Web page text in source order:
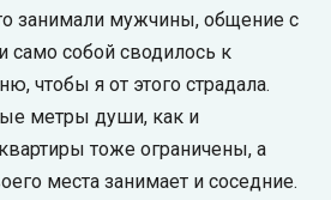
занимали мужчины, общение с
само собой сводилось к
чтобы я от этого страдала.
метры души, как и
тоже ограничены, а
места занимает и соседние.